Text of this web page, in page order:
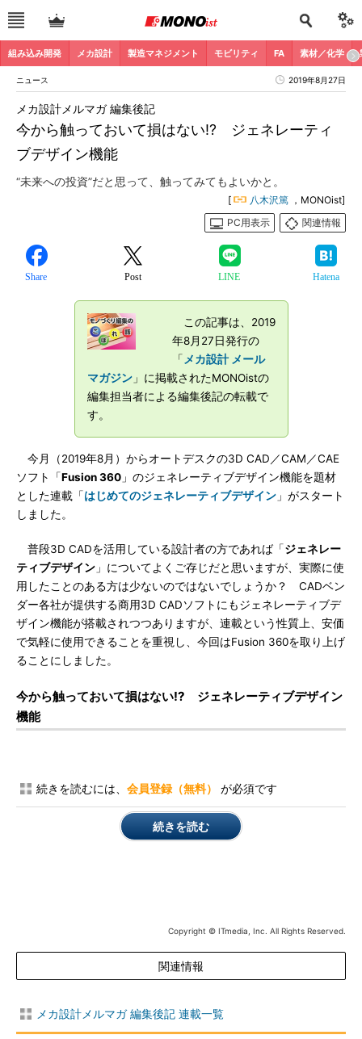
組み込み開発 メカ設計 製造マネジメント モビリティ FA 素材／化学
ニュース 2019年8月27日
今から触っておいて損はない!? ジェネレーティ
ブデザイン機能
メカ設計メルマガ 編集後記
“未来への投資”だと思って、触ってみてもよいかと。
[ 八木沢篤 ，MONOist]
PC用表示
関連情報
Share Post LINE Hatena
この記事は、2019
年8月27日発行の
「 メカ設計 メール
マガジン」に掲載されたMONOistの
編集担当者による編集後記の転載で
す。
今月（2019年8月）からオートデスクの3D CAD／CAM／CAE
ソフト「Fusion 360 」のジェネレーティブデザイン機能を題材
とした連載「はじめてのジェネレーティブデザイン 」がスタート
しました。
普段3D CADを活用している設計者の方であれば「ジェネレー
ティブデザイン 」についてよくご存じだと思いますが、実際に使
用したことのある方は少ないのではないでしょうか？ CADベン
ダー各社が提供する商用3D CADソフトにもジェネレーティブデ
ザイン機能が搭載されつつありますが、連載という性質上、安価
で気軽に使用できることを重視し、今回はFusion 360を取り上げ
ることにしました。
今から触っておいて損はない!? ジェネレーティブデザイン
機能
続きを読むには、 会員登録（無料） が必須です
続きを読む
Copyright © ITmedia, Inc. All Rights Reserved.
関連情報
メカ設計メルマガ 編集後記 連載一覧